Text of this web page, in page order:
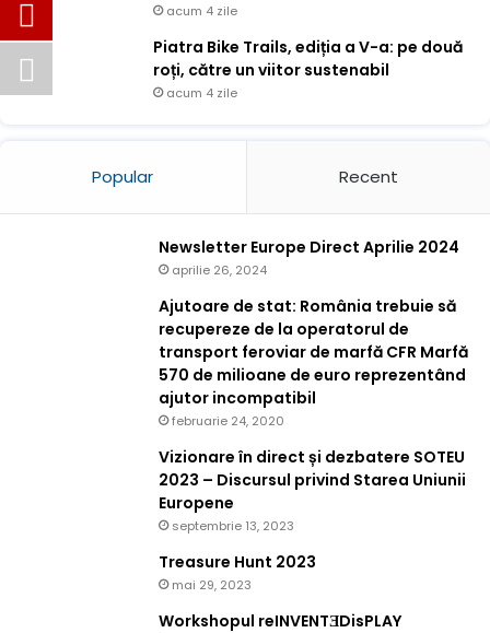
acum 4 zile
Piatra Bike Trails, ediția a V-a: pe două
roți, către un viitor sustenabil
acum 4 zile
Popular Recent
Newsletter Europe Direct Aprilie 2024
aprilie 26, 2024
Ajutoare de stat: România trebuie să
recupereze de la operatorul de
transport feroviar de marfă CFR Marfă
570 de milioane de euro reprezentând
ajutor incompatibil
februarie 24, 2020
Vizionare în direct și dezbatere SOTEU
2023 – Discursul privind Starea Uniunii
Europene
septembrie 13, 2023
Treasure Hunt 2023
mai 29, 2023
Workshopul reINVENTƎDisPLAY